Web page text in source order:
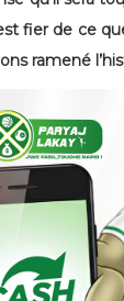
fier de ce
ramené